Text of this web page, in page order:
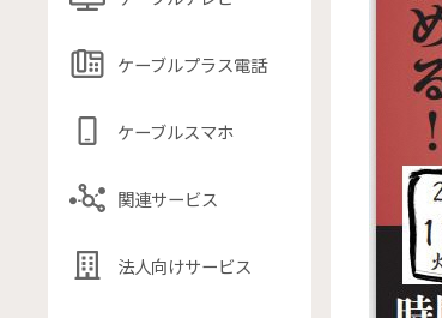
ケーブルプラス電話
ケーブルスマホ
関連サービス
法人向けサービス